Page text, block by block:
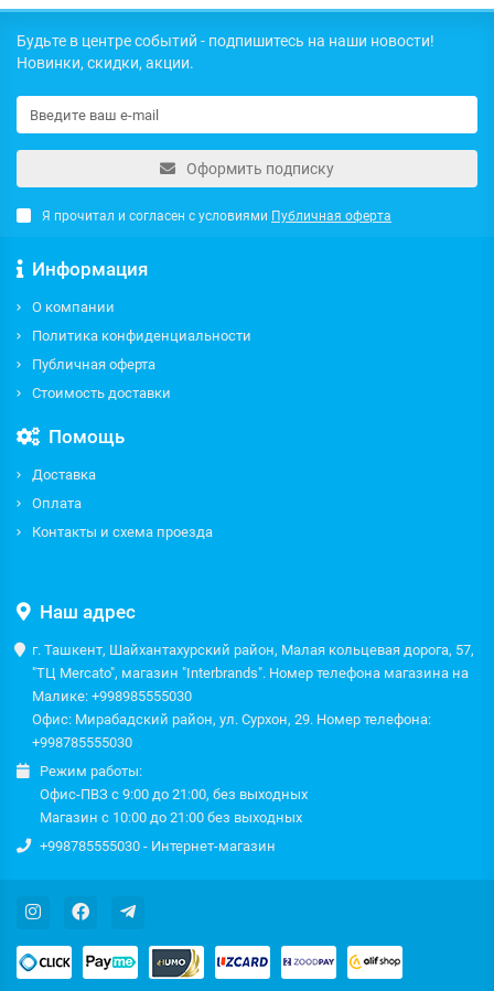
Будьте в центре событий - подпишитесь на наши новости!
Новинки, скидки, акции.
Оформить подписку
Я прочитал и согласен с условиями Публичная оферта
Информация
О компании
Политика конфиденциальности
Публичная оферта
Стоимость доставки
Помощь
Доставка
Оплата
Контакты и схема проезда
Наш адрес
г. Ташкент, Шайхантахурский район, Малая кольцевая дорога, 57,
"ТЦ Mercato", магазин "Interbrands". Номер телефона магазина на
Малике: +998985555030
Офис: Мирабадский район, ул. Сурхон, 29. Номер телефона:
+998785555030
Режим работы:
Офис-ПВЗ с 9:00 до 21:00, без выходных
Магазин с 10:00 до 21:00 без выходных
+998785555030 - Интернет-магазин